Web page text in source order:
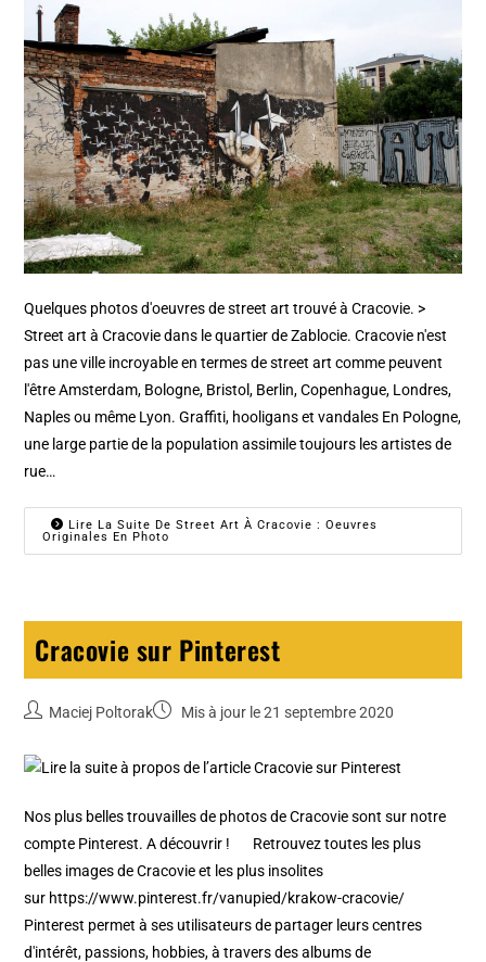
Quelques photos d'oeuvres de street art trouvé à Cracovie. >
Street art à Cracovie dans le quartier de Zablocie. Cracovie n'est
pas une ville incroyable en termes de street art comme peuvent
l'être Amsterdam, Bologne, Bristol, Berlin, Copenhague, Londres,
Naples ou même Lyon. Graffiti, hooligans et vandales En Pologne,
une large partie de la population assimile toujours les artistes de
rue…
Lire La Suite De Street Art À Cracovie : Oeuvres
Originales En Photo
Cracovie sur Pinterest
Maciej Poltorak Mis à jour le 21 septembre 2020
Nos plus belles trouvailles de photos de Cracovie sont sur notre
compte Pinterest. A découvrir ! Retrouvez toutes les plus
belles images de Cracovie et les plus insolites
sur https://www.pinterest.fr/vanupied/krakow-cracovie/
Pinterest permet à ses utilisateurs de partager leurs centres
d'intérêt, passions, hobbies, à travers des albums de